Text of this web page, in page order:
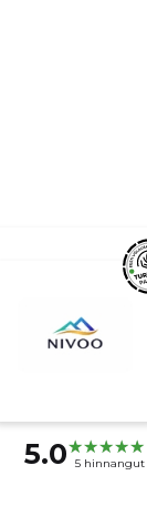
5.0 5 hinnangut